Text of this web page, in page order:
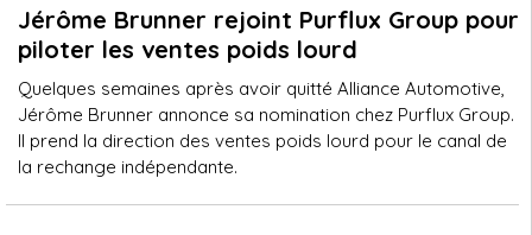
Jérôme Brunner rejoint Purflux Group pour
piloter les ventes poids lourd
Quelques semaines après avoir quitté Alliance Automotive,
Jérôme Brunner annonce sa nomination chez Purflux Group.
Il prend la direction des ventes poids lourd pour le canal de
la rechange indépendante.